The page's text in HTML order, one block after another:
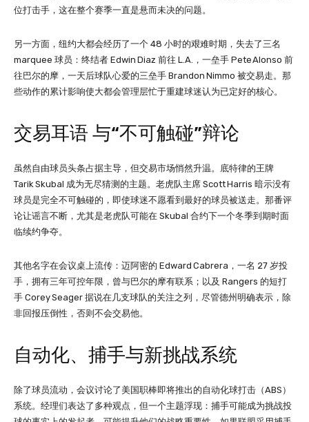
位打击手，这在整个赛季一直是悬而未决的问题。
另一方面，纽约大都会经历了一个 48 小时的艰难时期，失去了三名
marquee 球员：终结者 Edwin Diaz 前往 L.A.，一垒手 Pete Alonso 前
往巴尔的摩，一天后球队心爱的三垒手 Brandon Nimmo 被交易走。那
些动作的累计影响使大都会管理层忙于重建球迷认为已定好的核心。
交易耳语 与“不可触碰”辩论
虽然自由球员头条占据主导，但交易市场悄然升温。底特律的王牌
Tarik Skubal 成为无尽猜测的主题。老虎队主席 Scott Harris 暗示没有
球员是完全不可触碰的，即使球迷不愿看到最好的球员被送走。那番评
论让谣言不断，尤其是老虎队可能在 Skubal 合约下一个冬季到期时面
临续约争夺。
其他名字在会议桌上流传：迈阿密的 Edward Cabrera，一名 27 岁投
手，拥有三年可控年限，曾与巴尔的摩有联系；以及 Rangers 的短打
手 Corey Seager 据说在几支球队的关注之列，尽管德州明确表示，除
非回报压倒性，否则不会交易他。
自动化、捕手与新挑战系统
除了球员流动，会议讨论了美国职棒即将推出的自动化球打击（ABS）
系统。经理们表达了多种观点，但一个主题浮现：捕手可能成为挑战投